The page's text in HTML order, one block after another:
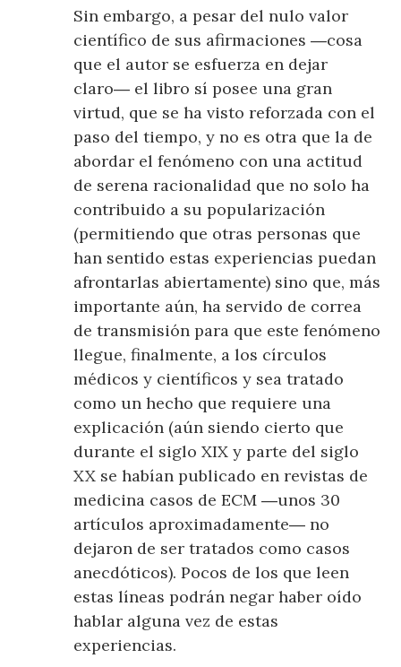
Sin embargo, a pesar del nulo valor
científico de sus afirmaciones ―cosa
que el autor se esfuerza en dejar
claro― el libro sí posee una gran
virtud, que se ha visto reforzada con el
paso del tiempo, y no es otra que la de
abordar el fenómeno con una actitud
de serena racionalidad que no solo ha
contribuido a su popularización
(permitiendo que otras personas que
han sentido estas experiencias puedan
afrontarlas abiertamente) sino que, más
importante aún, ha servido de correa
de transmisión para que este fenómeno
llegue, finalmente, a los círculos
médicos y científicos y sea tratado
como un hecho que requiere una
explicación (aún siendo cierto que
durante el siglo XIX y parte del siglo
XX se habían publicado en revistas de
medicina casos de ECM ―unos 30
artículos aproximadamente― no
dejaron de ser tratados como casos
anecdóticos). Pocos de los que leen
estas líneas podrán negar haber oído
hablar alguna vez de estas
experiencias.